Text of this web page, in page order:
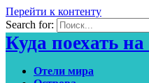
Перейти к контенту
Search for:
Куда поехать
Отели мира